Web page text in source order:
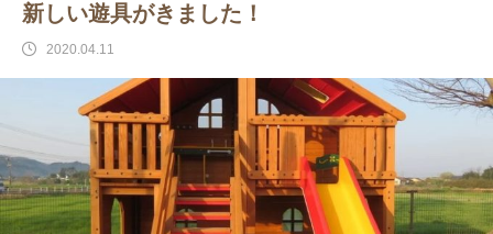
新しい遊具がきました！
2020.04.11